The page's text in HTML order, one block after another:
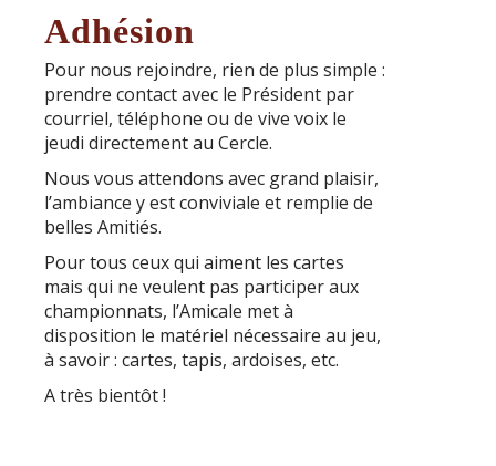
Adhésion
Pour nous rejoindre, rien de plus simple :
prendre contact avec le Président par
courriel, téléphone ou de vive voix le
jeudi directement au Cercle.
Nous vous attendons avec grand plaisir,
l’ambiance y est conviviale et remplie de
belles Amitiés.
Pour tous ceux qui aiment les cartes
mais qui ne veulent pas participer aux
championnats, l’Amicale met à
disposition le matériel nécessaire au jeu,
à savoir : cartes, tapis, ardoises, etc.
A très bientôt !